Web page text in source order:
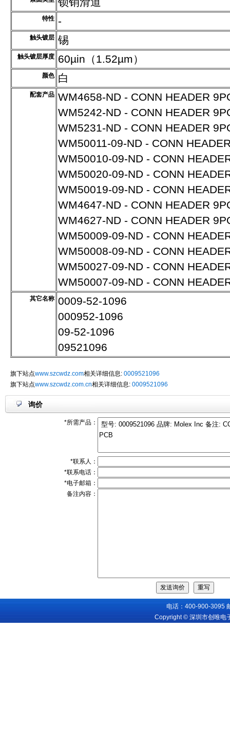
特性 -
触头镀层 锡
触头镀层厚度 60µin（1.52µm）
颜色 白
配套产品 WM4658-ND - CONN HEADER
WM5242-ND - CONN HEADER
WM5231-ND - CONN HEADER
WM50011-09-ND - CONN
WM50010-09-ND - CONN
WM50020-09-ND - CONN
WM50019-09-ND - CONN
WM4647-ND - CONN HEADER
WM4627-ND - CONN HEADER
WM50009-09-ND - CONN
WM50008-09-ND - CONN
WM50027-09-ND - CONN
WM50007-09-ND - CONN
其它名称 0009-52-1096
000952-1096
09-52-1096
09521096
旗下站点www.szcwdz.com相关详细信息: 0009521096
旗下站点www.szcwdz.com.cn相关详细信息: 0009521096
询价
*所需产品：
*联系人：
*联系电话：
*电子邮箱：
备注内容：
电话：400-900-3095
Copyright © 深圳市创唯电